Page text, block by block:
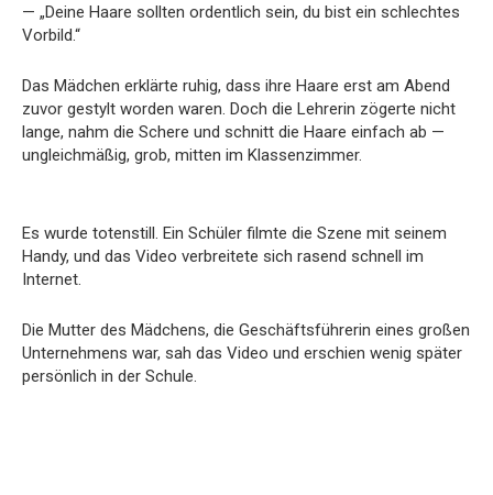
— „Deine Haare sollten ordentlich sein, du bist ein schlechtes
Vorbild.“
Das Mädchen erklärte ruhig, dass ihre Haare erst am Abend
zuvor gestylt worden waren. Doch die Lehrerin zögerte nicht
lange, nahm die Schere und schnitt die Haare einfach ab —
ungleichmäßig, grob, mitten im Klassenzimmer.
Es wurde totenstill. Ein Schüler filmte die Szene mit seinem
Handy, und das Video verbreitete sich rasend schnell im
Internet.
Die Mutter des Mädchens, die Geschäftsführerin eines großen
Unternehmens war, sah das Video und erschien wenig später
persönlich in der Schule.